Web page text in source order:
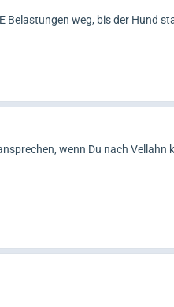
Belastungen weg, bis der Hund
wenn Du nach Vellahn